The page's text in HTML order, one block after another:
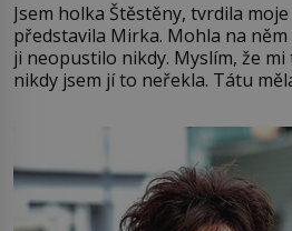
Jsem holka Štěstěny, tvrdila
představila Mirka. Mohla na
ji neopustilo nikdy. Myslím, že mi
nikdy jsem jí to neřekla. Tátu
Jsme spolu moc rádi Tehdy byla